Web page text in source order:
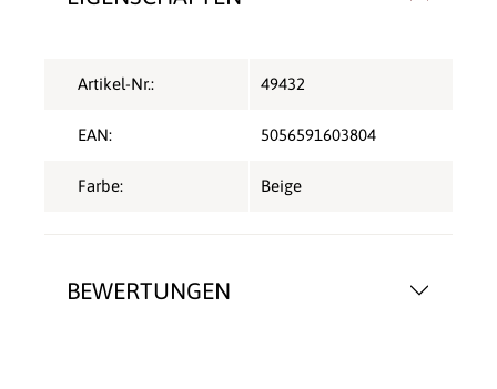
BEWERTUNGEN
Artikel-Nr.: 49432
EAN: 5056591603804
Farbe: Beige